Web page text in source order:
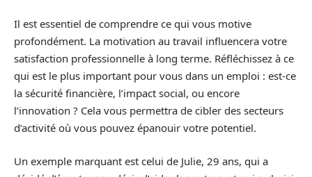
Il est essentiel de comprendre ce qui vous motive
profondément. La motivation au travail influencera votre
satisfaction professionnelle à long terme. Réfléchissez à ce
qui est le plus important pour vous dans un emploi : est-ce
la sécurité financière, l’impact social, ou encore
l’innovation ? Cela vous permettra de cibler des secteurs
d’activité où vous pouvez épanouir votre potentiel.
Un exemple marquant est celui de Julie, 29 ans, qui a